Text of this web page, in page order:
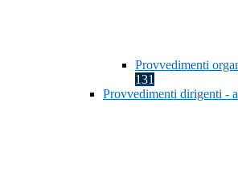
Provvedimenti
131
Provvedimenti dirigenti -